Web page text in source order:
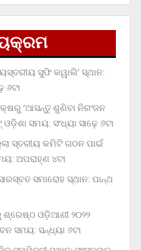
ସୁଫି କୱାଲି’ ସ୍ଥାନ:
୬ଟା
‘ଆସନ୍ତୁ ଶୁଣିବା ନିରଂଜନ
ସମୟ: ସଂଧ୍ୟା ସାଢ଼େ ୬ଟା
ସ୍ତରୀୟ କମିଟି ଗଠନ ପାଇଁ
ଅପରାହ୍‌ଣ ୪ଟା
ସମାରୋହ ସ୍ଥାନ: ପାନ୍ଥ
ଓଡ଼ିଆଣୀ ୨୦୨୨
ସମୟ: ସନ୍ଧ୍ୟା ୬ଟା